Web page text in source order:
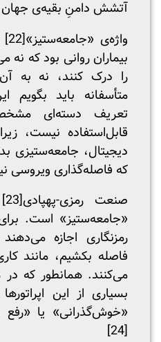
آتشش دامنِ بقیه‌ی جهان
واژه‌ی «جامعه‌ستیز»[22]
بیماران روانی بود که نه
را درک کنند، نه به
متأسفانه باید بگویم
تعریف دسته‌ای
قابل‌استفاده نیست،
دیجیتال، جامعه‌ستیزی
که فاصله‌گذاری ویروسی
صنعت رمزی-پهپادی[23]
«جامعه‌ستیز» است. برای
رمزنگاری اجازه
فاصله بکشیم، مانند
می‌کنند. همانطور که در
بسیاری از این
«خوش‌گذرانی» یا «رفع
[24]